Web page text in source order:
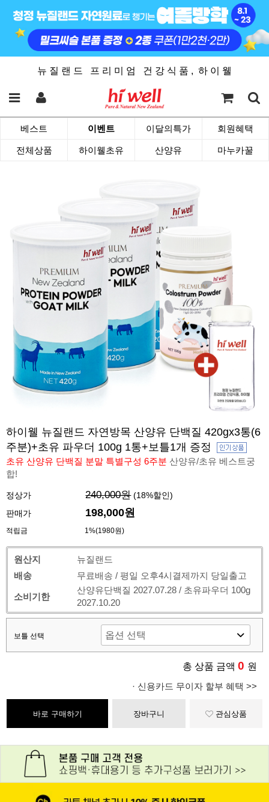
뉴 질 랜 드 프 리 미 엄 건 강 식 품 , 하 이 웰
베스트 이벤트 이달의특가 회원혜택
전체상품 하이웰초유 산양유 마누카꿀
하이웰 뉴질랜드 자연방목 산양유 단백질 420gx3통(6
주분)+초유 파우더 100g 1통+보틀1개 증정
초유 산양유 단백질 분말 특별구성 6주분 산양유/초유 베스트궁
합!
정상가 240,000원 (18%할인)
판매가
198,000원
적립금 1%(1980원)
원산지
뉴질랜드
배송
무료배송 / 평일 오후4시결제까지 당일출고
소비기한
산양유단백질 2027.07.28 / 초유파우더 100g
2027.10.20
보틀 선택
총 상품 금액 0 원
· 신용카드 무이자 할부 혜택 >>
바로 구매하기 장바구니 관심상품